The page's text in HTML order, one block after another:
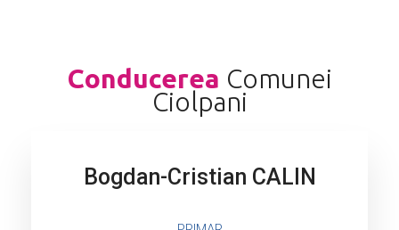
Conducerea Comunei
Ciolpani
Bogdan-Cristian CALIN